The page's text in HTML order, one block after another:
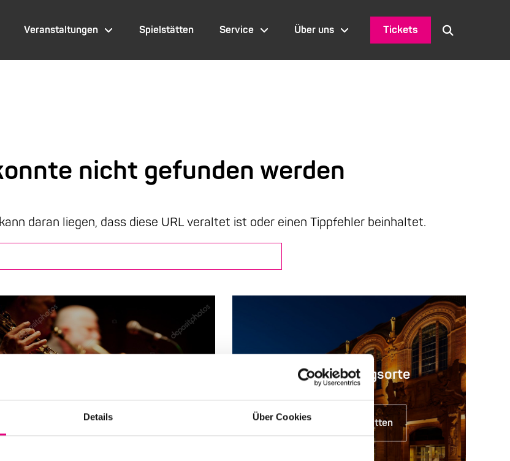
Details Über Cookies
Veranstaltungen Spielstätten Service Über uns Tickets
nicht gefunden werden
daran liegen, dass diese URL veraltet ist oder einen Tippfehler beinhaltet.
Zum Programm
Veranstaltungsorte
Zu den Spielstätten